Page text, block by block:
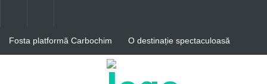
Fosta platformă Carbochim
cultural în proiectul RIVUS
O destinație spectaculoasă
și nisip alb, sufocată de